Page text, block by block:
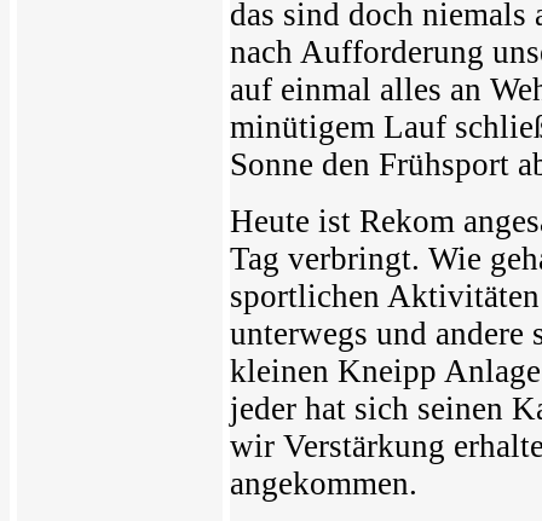
das sind doch niemals
nach Aufforderung
auf einmal alles an
minütigem Lauf
Sonne den Frühsport
Heute ist Rekom
Tag verbringt. Wie
sportlichen
unterwegs und
kleinen Kneipp
jeder hat sich seinen
wir Verstärkung
angekommen.